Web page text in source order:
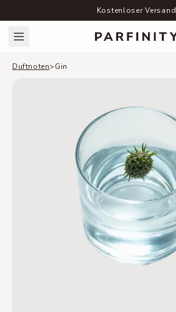
Kostenloser Versand
Duftnoten>Gin